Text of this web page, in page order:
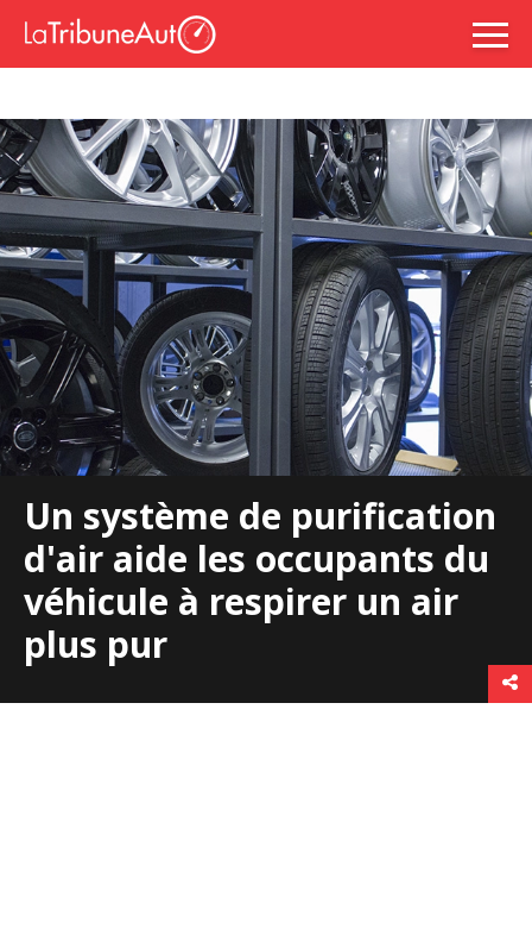
Un système de purification
d'air aide les occupants du
véhicule à respirer un air
plus pur